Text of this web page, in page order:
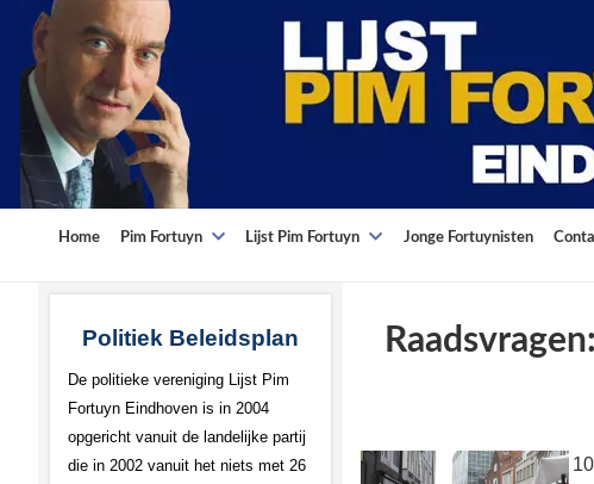
Home Pim Fortuyn Lijst Pim Fortuyn Jonge Fortuynisten
Politiek Beleidsplan
De politieke vereniging Lijst Pim
Fortuyn Eindhoven is in 2004
opgericht vanuit de landelijke partij
die in 2002 vanuit het niets met 26